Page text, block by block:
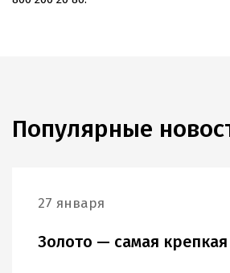
Популярные
27 января
Золото — самая